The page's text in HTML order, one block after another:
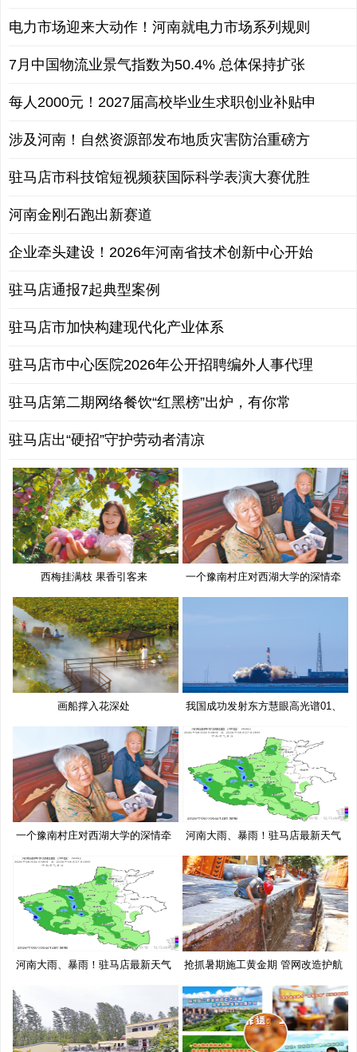
电力市场迎来大动作！河南就电力市场系列规则
7月中国物流业景气指数为50.4% 总体保持扩张
每人2000元！2027届高校毕业生求职创业补贴申
涉及河南！自然资源部发布地质灾害防治重磅方
驻马店市科技馆短视频获国际科学表演大赛优胜
河南金刚石跑出新赛道
企业牵头建设！2026年河南省技术创新中心开始
驻马店通报7起典型案例
驻马店市加快构建现代化产业体系
驻马店市中心医院2026年公开招聘编外人事代理
驻马店第二期网络餐饮“红黑榜”出炉，有你常
驻马店出“硬招”守护劳动者清凉
西梅挂满枝 果香引客来
一个豫南村庄对西湖大学的深情牵
挂
画船撑入花深处
我国成功发射东方慧眼高光谱01、
一个豫南村庄对西湖大学的深情牵
河南大雨、暴雨！驻马店最新天气
预
河南大雨、暴雨！驻马店最新天气
抢抓暑期施工黄金期 管网改造护航